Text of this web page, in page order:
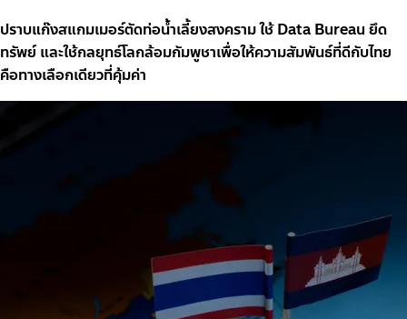
ปราบแก๊งสแกมเมอร์ตัดท่อน้ำเลี้ยงสงคราม ใช้ Data Bureau ยึด
ทรัพย์ และใช้กลยุทธ์โลกล้อมกัมพูชาเพื่อให้ความสัมพันธ์ที่ดีกับไทย
คือทางเลือกเดียวที่คุ้มค่า